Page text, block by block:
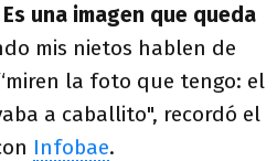
Es una imagen que queda
mis nietos hablen de
la foto que tengo: el
a caballito", recordó el
Infobae.